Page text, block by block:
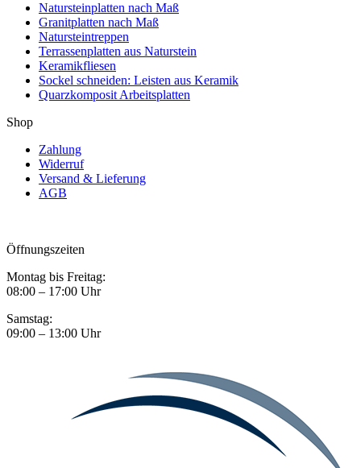
Natursteinplatten nach Maß
Granitplatten nach Maß
Natursteintreppen
Terrassenplatten aus Naturstein
Keramikfliesen
Sockel schneiden: Leisten aus Keramik
Quarzkomposit Arbeitsplatten
Shop
Zahlung
Widerruf
Versand & Lieferung
AGB
Öffnungszeiten
Montag bis Freitag:
08:00 – 17:00 Uhr
Samstag:
09:00 – 13:00 Uhr